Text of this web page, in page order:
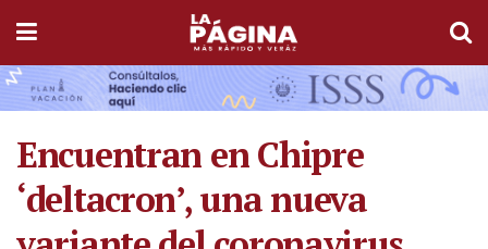
Encuentran en Chipre
‘deltacron’, una nueva